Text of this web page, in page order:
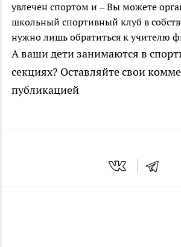
увлечен спортом и – Вы можете
школьный спортивный клуб в
нужно лишь обратиться к учителю
А ваши дети занимаются в
секциях? Оставляйте свои
публикацией